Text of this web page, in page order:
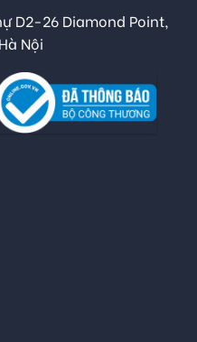
D2-26 Diamond Point,
Nội